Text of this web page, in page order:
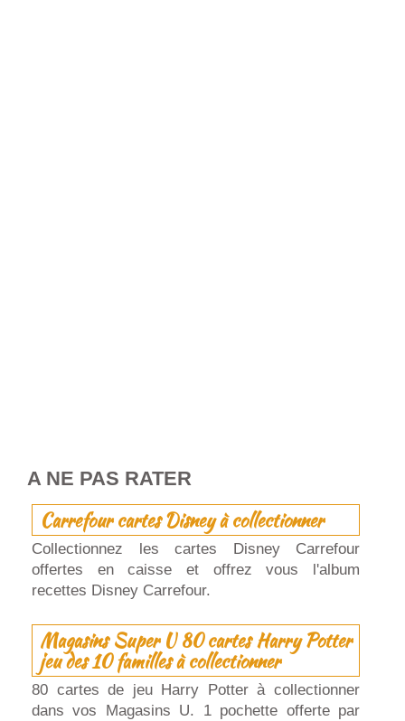
A NE PAS RATER
Carrefour cartes Disney à collectionner
Collectionnez les cartes Disney Carrefour
offertes en caisse et offrez vous l'album
recettes Disney Carrefour.
Magasins Super U 80 cartes Harry Potter
jeu des 10 familles à collectionner
80 cartes de jeu Harry Potter à collectionner
dans vos Magasins U. 1 pochette offerte par